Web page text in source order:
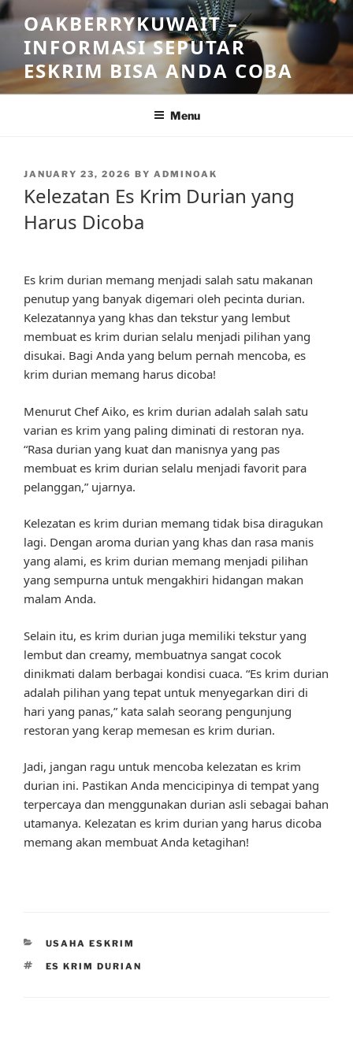
Skip
to
content
OAKBERRYKUWAIT –
INFORMASI SEPUTAR
ESKRIM BISA ANDA COBA
Menu
POSTED
JANUARY 23, 2026 BY ADMINOAK
Kelezatan Es Krim Durian yang
Harus Dicoba
Es krim durian memang menjadi salah satu makanan
penutup yang banyak digemari oleh pecinta durian.
Kelezatannya yang khas dan tekstur yang lembut
membuat es krim durian selalu menjadi pilihan yang
disukai. Bagi Anda yang belum pernah mencoba, es
krim durian memang harus dicoba!
Menurut Chef Aiko, es krim durian adalah salah satu
varian es krim yang paling diminati di restoran nya.
“Rasa durian yang kuat dan manisnya yang pas
membuat es krim durian selalu menjadi favorit para
pelanggan,” ujarnya.
Kelezatan es krim durian memang tidak bisa diragukan
lagi. Dengan aroma durian yang khas dan rasa manis
yang alami, es krim durian memang menjadi pilihan
yang sempurna untuk mengakhiri hidangan makan
malam Anda.
Selain itu, es krim durian juga memiliki tekstur yang
lembut dan creamy, membuatnya sangat cocok
dinikmati dalam berbagai kondisi cuaca. “Es krim durian
adalah pilihan yang tepat untuk menyegarkan diri di
hari yang panas,” kata salah seorang pengunjung
restoran yang kerap memesan es krim durian.
Jadi, jangan ragu untuk mencoba kelezatan es krim
durian ini. Pastikan Anda mencicipinya di tempat yang
terpercaya dan menggunakan durian asli sebagai bahan
utamanya. Kelezatan es krim durian yang harus dicoba
memang akan membuat Anda ketagihan!
CATEGORIES
USAHA ESKRIM
TAGS
ES KRIM DURIAN